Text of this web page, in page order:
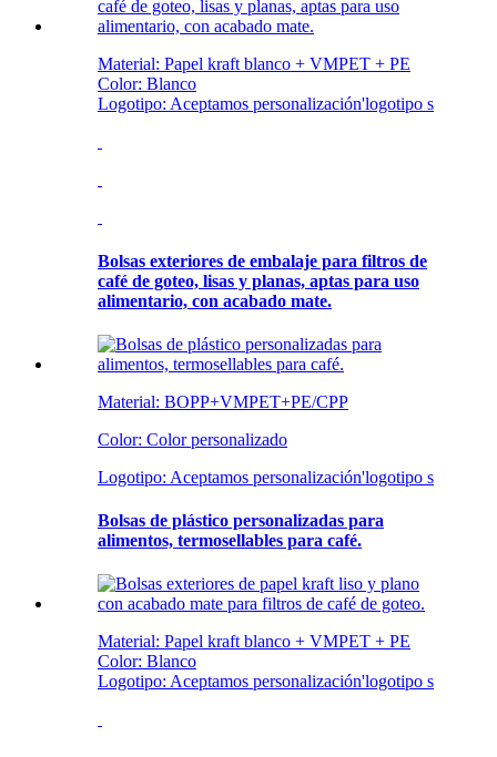
Material: Papel kraft blanco + VMPET + PE
Color: Blanco
Logotipo: Aceptamos personalización'logotipo s
Bolsas exteriores de embalaje para filtros de
café de goteo, lisas y planas, aptas para uso
alimentario, con acabado mate.
Material: BOPP+VMPET+PE/CPP
Color: Color personalizado
Logotipo: Aceptamos personalización'logotipo s
Bolsas de plástico personalizadas para
alimentos, termosellables para café.
Material: Papel kraft blanco + VMPET + PE
Color: Blanco
Logotipo: Aceptamos personalización'logotipo s